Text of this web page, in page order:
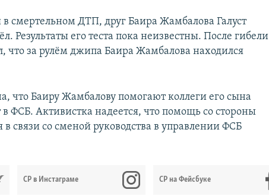
смертельном ДТП, друг Баира Жамбалова Галуст
Результаты его теста пока неизвестны. После гибели
что за рулём джипа Баира Жамбалова находился
что Баиру Жамбалову помогают коллеги его сына
в ФСБ. Активистка надеется, что помощь со стороны
связи со сменой руководства в управлении ФСБ
СР в Инстаграме СР на Фейсбуке